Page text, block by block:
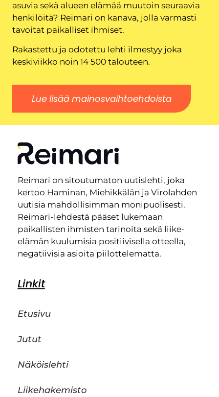
asuvia sekä alueen elämää muutoin seuraavia
henkilöitä? Reimari on kanava, jolla varmasti
tavoitat paikalliset ihmiset.
Rakastettu ja odotettu lehti ilmestyy joka
keskiviikko noin 14 500 talouteen.
Lue lisää mainosvaihtoehdoista
Reimari on sitoutumaton uutislehti, joka
kertoo Haminan, Miehikkälän ja Virolahden
uutisia mahdollisimman monipuolisesti.
Reimari-lehdestä pääset lukemaan
paikallisten ihmisten tarinoita sekä liike-
elämän kuulumisia positiivisella otteella,
negatiivisia asioita piilottelematta.
Linkit
Etusivu
Jutut
Näköislehti
Liikehakemisto